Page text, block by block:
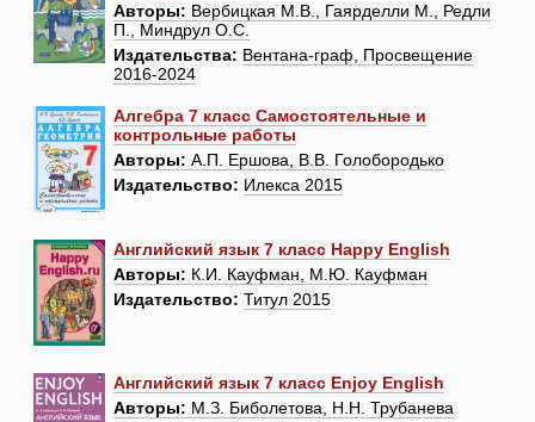
Авторы: Вербицкая М.В., Гаярделли М., Редли
П., Миндрул О.С.
Издательства: Вентана-граф, Просвещение
2016-2024
Алгебра 7 класс Самостоятельные и
контрольные работы
Авторы: А.П. Ершова, В.В. Голобородько
Издательство: Илекса 2015
Английский язык 7 класс Happy English
Авторы: К.И. Кауфман, М.Ю. Кауфман
Издательство: Титул 2015
Английский язык 7 класс Enjoy English
Авторы: М.З. Биболетова, Н.Н. Трубанева